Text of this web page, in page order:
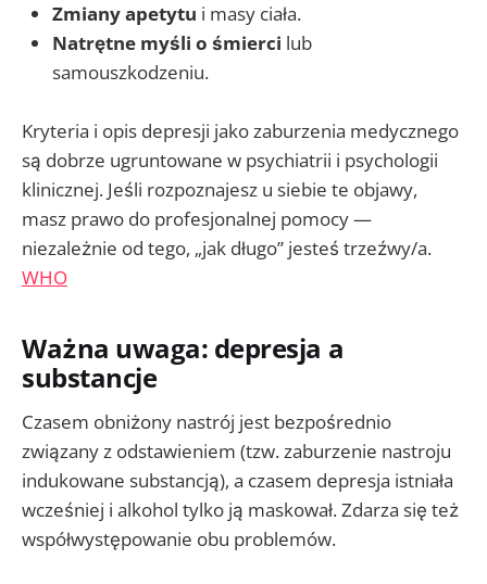
Zmiany apetytu i masy ciała.
Natrętne myśli o śmierci lub
samouszkodzeniu.
Kryteria i opis depresji jako zaburzenia medycznego
są dobrze ugruntowane w psychiatrii i psychologii
klinicznej. Jeśli rozpoznajesz u siebie te objawy,
masz prawo do profesjonalnej pomocy —
niezależnie od tego, „jak długo” jesteś trzeźwy/a.
WHO
Ważna uwaga: depresja a
substancje
Czasem obniżony nastrój jest bezpośrednio
związany z odstawieniem (tzw. zaburzenie nastroju
indukowane substancją), a czasem depresja istniała
wcześniej i alkohol tylko ją maskował. Zdarza się też
współwystępowanie obu problemów.